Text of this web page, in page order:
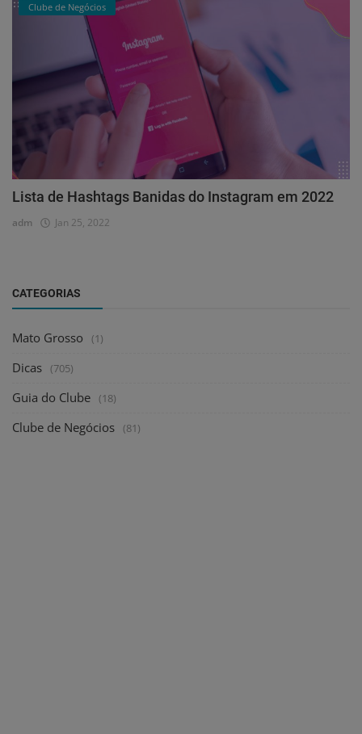
Clube de Negócios
Lista de Hashtags Banidas do Instagram em 2022
adm Jan 25, 2022
CATEGORIAS
Mato Grosso (1)
Dicas (705)
Guia do Clube (18)
Clube de Negócios (81)